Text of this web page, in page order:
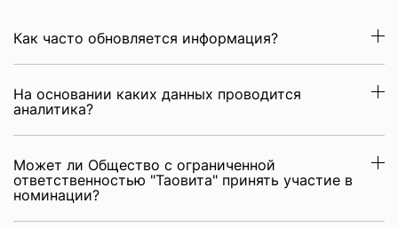
Как часто обновляется информация?
На основании каких данных проводится
аналитика?
Может ли Общество с ограниченной
ответственностью "Таовита" принять участие в
номинации?